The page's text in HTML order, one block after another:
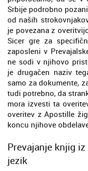
Srbije podrobno
od naših
je povezana z
Sicer gre za
zaposleni v
ne sodi v njihovo
je drugačen naziv
samo za dokumente,
tudi potrebno, da
mora izvesti ta
overitev z Apostille
koncu njihove
Prevajanje knjig
jezik